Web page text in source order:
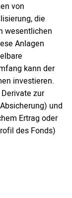
von
die
wesentlichen
Anlagen
kann der
investieren.
zur
und
Ertrag oder
des Fonds)